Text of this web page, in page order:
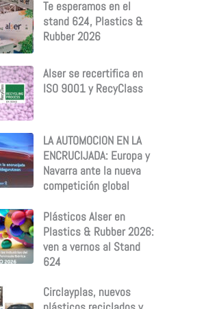
Te esperamos en el
stand 624, Plastics &
Rubber 2026
Alser se recertifica en
ISO 9001 y RecyClass
LA AUTOMOCION EN LA
ENCRUCIJADA: Europa y
Navarra ante la nueva
competición global
Plásticos Alser en
Plastics & Rubber 2026:
ven a vernos al Stand
624
Circlayplas, nuevos